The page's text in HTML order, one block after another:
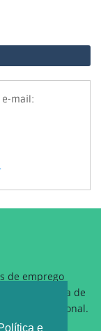
e
e-mail:
de emprego
a procura de
profissional.